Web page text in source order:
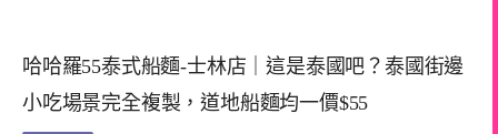
哈哈羅55泰式船麵-士林店｜這是泰國吧？泰國街邊
小吃場景完全複製，道地船麵均一價$55